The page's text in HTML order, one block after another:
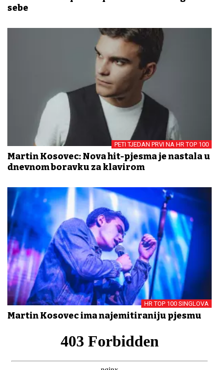
sebe
PETI TJEDAN PRVI NA HR TOP 100
Martin Kosovec: Nova hit-pjesma je nastala u
dnevnom boravku za klavirom
HR TOP 100 SINGLOVA
Martin Kosovec ima najemitiraniju pjesmu